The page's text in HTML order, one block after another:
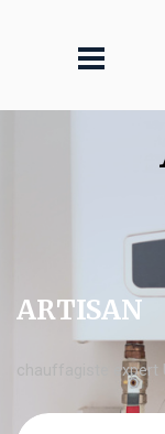
ARTISAN
chauffagiste expert